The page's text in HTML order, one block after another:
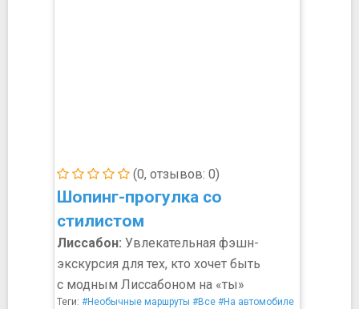
(0, отзывов: 0)
Шопинг-прогулка со
стилистом
Лиссабон: Увлекательная фэшн-
экскурсия для тех, кто хочет быть
с модным Лиссабоном на «ты»
Теги: #Необычные маршруты #Все #На автомобиле